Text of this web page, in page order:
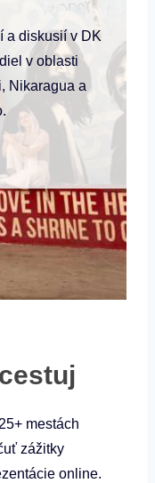
a diskusií v DK
v oblasti
Nikaragua a
mestách
zážitky
online.